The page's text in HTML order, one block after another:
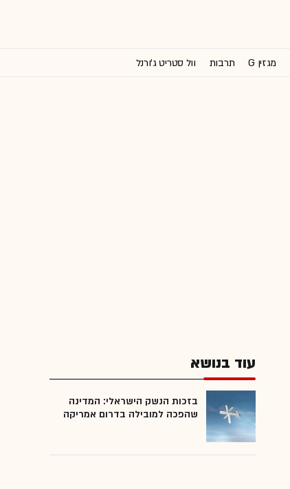
מגזין G תרבות וול סטריט ג'ורנל
עוד בנושא
בזכות הנשק הישראלי: המדינה
שהפכה למובילה בדרום אמריקה